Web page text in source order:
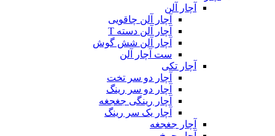
آچار آلن
آچار آلن چاقویی
آچار آلن دسته T
آچار آلن شش گوش
ست آچار آلن
آچار تکی
آچار دو سر تخت
آچار دو سر رینگ
آچار رینگی جغجغه
آچار یک سر رینگ
آچار جغجغه